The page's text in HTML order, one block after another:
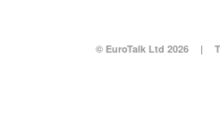
© EuroTalk Ltd 2026 |